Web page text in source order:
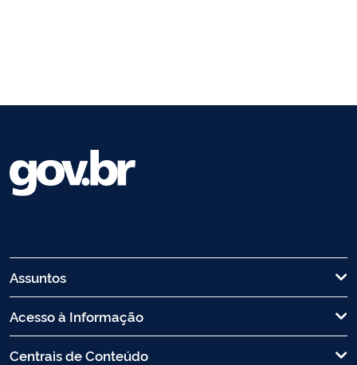
Assuntos
Acesso à Informação
Centrais de Conteúdo